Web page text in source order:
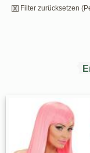
Filter zurücksetzen